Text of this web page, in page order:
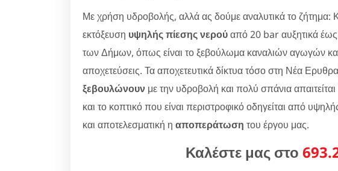
Με χρήση υδροβολής, αλλά ας δούμε αναλυτικά το ζήτημα:
εκτόξευση υψηλής πίεσης νερούαπό 20 bar αυξητικά
των Δήμων, όπως είναι το ξεβούλωμα καναλιών αγωγών
αποχετεύσεις. Τα αποχετευτικά δίκτυα τόσο στη Νέα
ξεβουλώνουν με την υδροβολή και πολύ σπάνια απαιτείται
και το κοπτικό που είναι περιστροφικό οδηγείται από
και αποτελεσματική η αποπεράτωση του έργου μας.
Καλέστε μας στο